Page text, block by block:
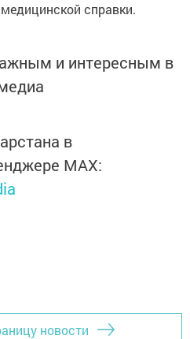
справки.
и интересным в
в
MАХ:
новости